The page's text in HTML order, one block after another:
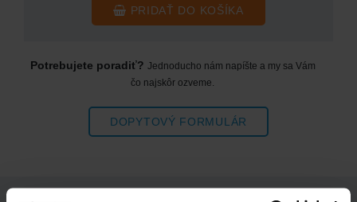
PRIDAŤ DO KOŠÍKA
Potrebujete poradiť? Jednoducho nám napíšte a my sa Vám
čo najskôr ozveme.
DOPYTOVÝ FORMULÁR